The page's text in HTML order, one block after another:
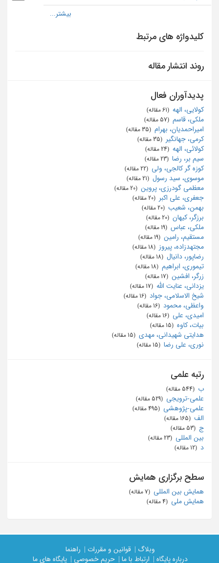
کلیدواژه های مرتبط
روند انتشار مقاله
پدیدآوران فعال
کولایی، الهه
ملکی، قاسم
امیراحمدیان، بهرام
کرمی، جهانگیر
کولائی، الهه
سیم بر، رضا
کوزه گر کالجی، ولی
موسوی، سید رسول
معظمی گودرزی، پروین
جعفری، علی اکبر
بهمن، شعیب
برزگر، کیهان
ملکی، عباس
مستقیم، رامین
مجتهدزاده، پیروز
رضاپور، دانیال
تیموری، ابراهیم
زرگر، افشین
یزدانی، عنایت الله
شیخ الاسلامی، جواد
واعظی، محمود
امیدی، علی
بیات، کاوه
هدایتی شهیدانی، مهدی
نوری، علی رضا
رتبه علمی
ب
علمی-ترویجی
علمی-پژوهشی
الف
ج
بین المللی
د
سطح برگزاری همایش
همایش بین المللی
همایش ملی
وبلاگ | قوانین و مقررات |
راهنما
درباره پایگاه |
ارتباط با ما | حریم خصوصی | پایگاه های ما